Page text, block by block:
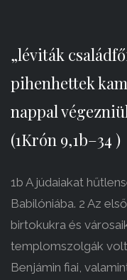
„léviták
pihenhettek
nappal
(1Krón 9,1b–34 )
1b A júdaiakat
Babilóniába. 2 Az
birtokukra és
templomszolgák
Benjámin fiai,